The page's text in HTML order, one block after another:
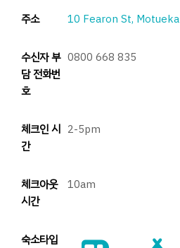
주소 10 Fearon St, Motueka
수신자 부
담 전화번
호
0800 668 835
체크인 시
간
2-5pm
체크아웃
시간
10am
숙소타입